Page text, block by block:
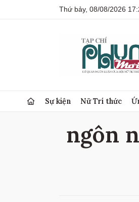
Thứ bảy, 08/08/2026
Sự kiện Nữ Trí thức
ngôn